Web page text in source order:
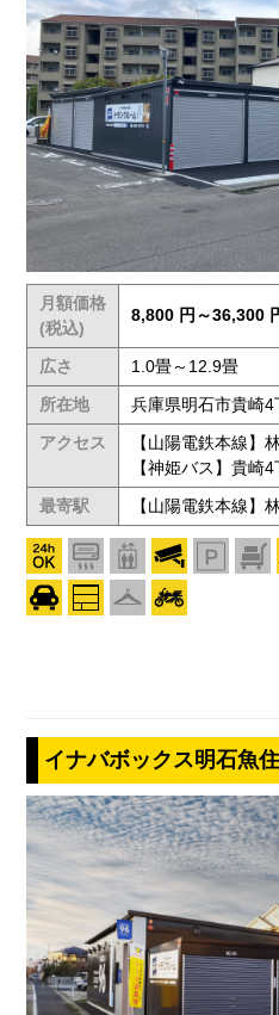
月額価格
(税込)
8,800 円～36,300
広さ
1.0畳～12.9畳
所在地
兵庫県明石市貴崎
アクセス
【山陽電鉄本線
【神姫バス】貴
最寄駅
【山陽電鉄本線】
イナバボックス明石魚